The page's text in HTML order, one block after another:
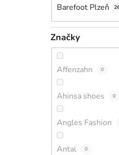
Barefoot Plzeň
Značky
Affenzahn 0
Ahinsa shoes 0
Angles Fashion
Antal 0